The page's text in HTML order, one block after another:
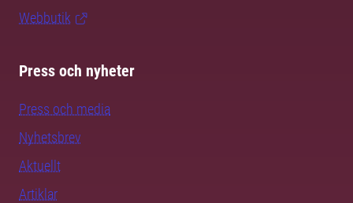
Webbutik
Press och nyheter
Press och media
Nyhetsbrev
Aktuellt
Artiklar